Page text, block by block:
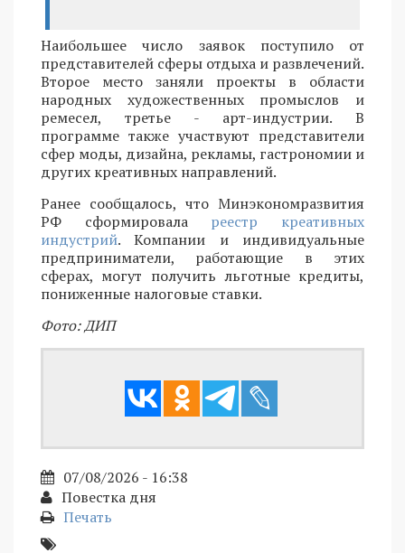
Наибольшее число заявок поступило от
представителей сферы отдыха и развлечений.
Второе место заняли проекты в области
народных художественных промыслов и
ремесел, третье - арт-индустрии. В
программе также участвуют представители
сфер моды, дизайна, рекламы, гастрономии и
других креативных направлений.
Ранее сообщалось, что Минэкономразвития
РФ сформировала реестр креативных
индустрий. Компании и индивидуальные
предприниматели, работающие в этих
сферах, могут получить льготные кредиты,
пониженные налоговые ставки.
Фото: ДИП
07/08/2026 - 16:38
Повестка дня
Печать